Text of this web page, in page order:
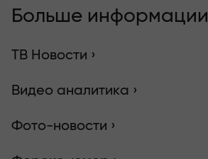
Больше информации
ТВ Новости ›
Видео аналитика ›
Фото-новости ›